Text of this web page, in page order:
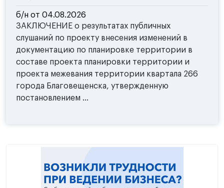
б/н от 04.08.2026
ЗАКЛЮЧЕНИЕ о результатах публичных
слушаний по проекту внесения изменений в
документацию по планировке территории в
составе проекта планировки территории и
проекта межевания территории квартала 266
города Благовещенска, утвержденную
постановлением ...